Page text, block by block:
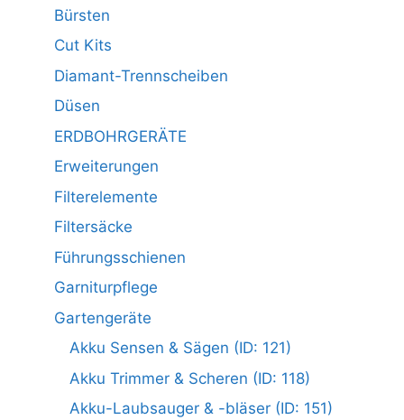
Bürsten
Cut Kits
Diamant-Trennscheiben
Düsen
ERDBOHRGERÄTE
Erweiterungen
Filterelemente
Filtersäcke
Führungsschienen
Garniturpflege
Gartengeräte
Akku Sensen & Sägen (ID: 121)
Akku Trimmer & Scheren (ID: 118)
Akku-Laubsauger & -bläser (ID: 151)